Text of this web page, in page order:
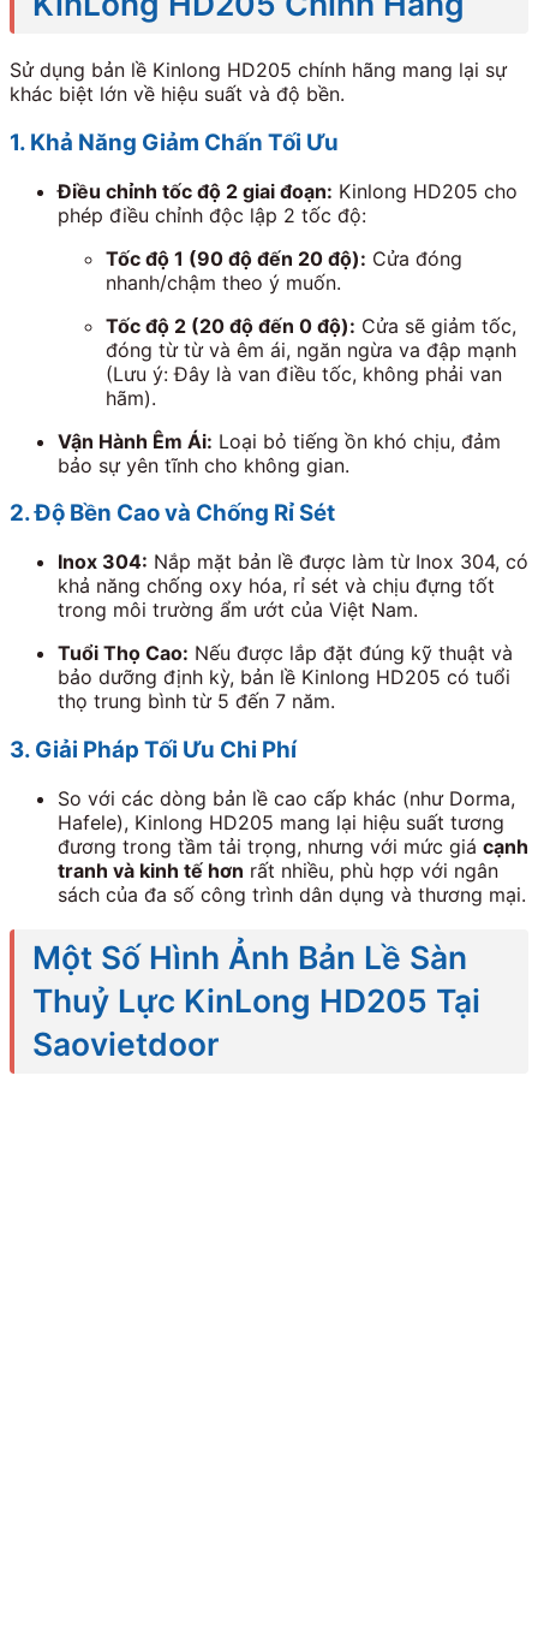
Sử dụng bản lề Kinlong HD205 chính hãng mang lại sự
khác biệt lớn về hiệu suất và độ bền.
1. Khả Năng Giảm Chấn Tối Ưu
Điều chỉnh tốc độ 2 giai đoạn: Kinlong HD205 cho
phép điều chỉnh độc lập 2 tốc độ:
Tốc độ 1 (90 độ đến 20 độ): Cửa đóng
nhanh/chậm theo ý muốn.
Tốc độ 2 (20 độ đến 0 độ): Cửa sẽ giảm tốc,
đóng từ từ và êm ái, ngăn ngừa va đập mạnh
(Lưu ý: Đây là van điều tốc, không phải van
hãm).
Vận Hành Êm Ái: Loại bỏ tiếng ồn khó chịu, đảm
bảo sự yên tĩnh cho không gian.
2. Độ Bền Cao và Chống Rỉ Sét
Inox 304: Nắp mặt bản lề được làm từ Inox 304, có
khả năng chống oxy hóa, rỉ sét và chịu đựng tốt
trong môi trường ẩm ướt của Việt Nam.
Tuổi Thọ Cao: Nếu được lắp đặt đúng kỹ thuật và
bảo dưỡng định kỳ, bản lề Kinlong HD205 có tuổi
thọ trung bình từ 5 đến 7 năm.
3. Giải Pháp Tối Ưu Chi Phí
So với các dòng bản lề cao cấp khác (như Dorma,
Hafele), Kinlong HD205 mang lại hiệu suất tương
đương trong tầm tải trọng, nhưng với mức giá cạnh
tranh và kinh tế hơn rất nhiều, phù hợp với ngân
sách của đa số công trình dân dụng và thương mại.
Một Số Hình Ảnh Bản Lề Sàn
Thuỷ Lực KinLong HD205 Tại
Saovietdoor